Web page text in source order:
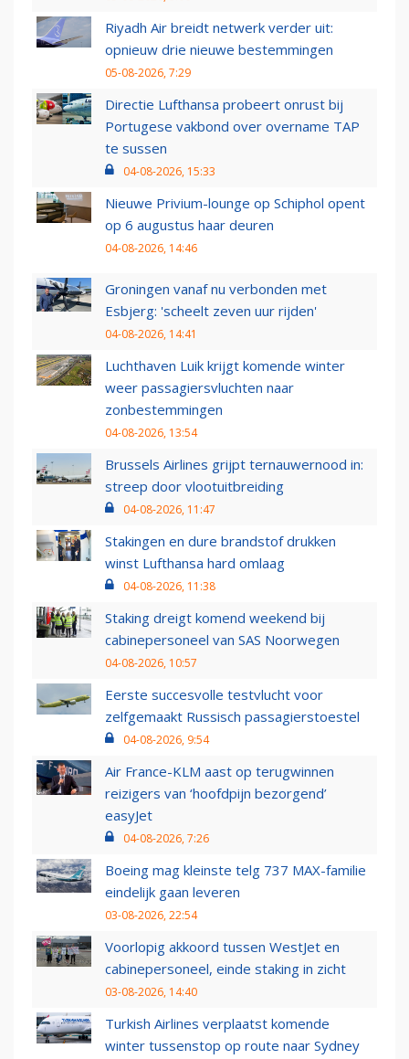
Riyadh Air breidt netwerk verder uit:
opnieuw drie nieuwe bestemmingen
05-08-2026, 7:29
Directie Lufthansa probeert onrust bij
Portugese vakbond over overname TAP
te sussen
04-08-2026, 15:33
Nieuwe Privium-lounge op Schiphol opent
op 6 augustus haar deuren
04-08-2026, 14:46
Groningen vanaf nu verbonden met
Esbjerg: 'scheelt zeven uur rijden'
04-08-2026, 14:41
Luchthaven Luik krijgt komende winter
weer passagiersvluchten naar
zonbestemmingen
04-08-2026, 13:54
Brussels Airlines grijpt ternauwernood in:
streep door vlootuitbreiding
04-08-2026, 11:47
Stakingen en dure brandstof drukken
winst Lufthansa hard omlaag
04-08-2026, 11:38
Staking dreigt komend weekend bij
cabinepersoneel van SAS Noorwegen
04-08-2026, 10:57
Eerste succesvolle testvlucht voor
zelfgemaakt Russisch passagierstoestel
04-08-2026, 9:54
Air France-KLM aast op terugwinnen
reizigers van ‘hoofdpijn bezorgend’
easyJet
04-08-2026, 7:26
Boeing mag kleinste telg 737 MAX-familie
eindelijk gaan leveren
03-08-2026, 22:54
Voorlopig akkoord tussen WestJet en
cabinepersoneel, einde staking in zicht
03-08-2026, 14:40
Turkish Airlines verplaatst komende
winter tussenstop op route naar Sydney